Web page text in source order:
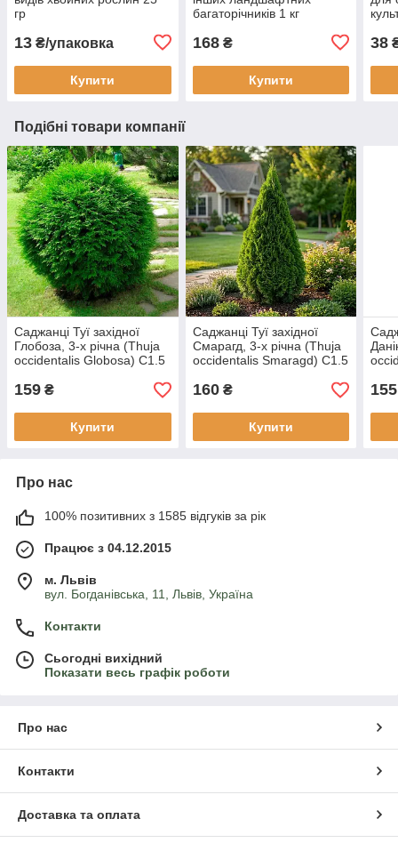
гр
13 ₴/упаковка
Купити
багаторічників 1 кг
168₴
Купити
38
Подібні товари компанії
Саджанці Туї західної
Глобоза, 3-х річна (Thuja
occidentalis Globosa) С1.5
159 ₴
Купити
Саджанці Туї західної
Смарагд, 3-х річна (Thuja
occidentalis Smaragd) С1.5
160₴
Купити
155
Про нас
100% позитивних з 1585 відгуків за рік
Працює з 04.12.2015
м. Львів
вул. Богданівська, 11, Львів, Україна
Контакти
Сьогодні вихідний
Показати весь графік роботи
Про нас
Контакти
Доставка та оплата